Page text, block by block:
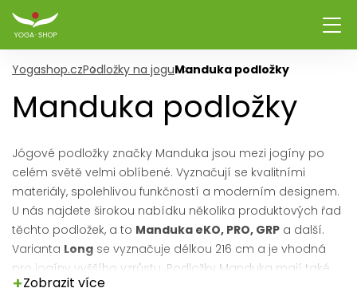
Yogashop.czPodložky na joguManduka podložky
Manduka podložky
Jógové podložky značky Manduka jsou mezi jogíny po
celém světě velmi oblíbené. Vyznačují se kvalitními
materiály, spolehlivou funkčností a moderním designem.
U nás najdete širokou nabídku několika produktových řad
těchto podložek, a to Manduka eKO, PRO, GRP a další.
Varianta Long se vyznačuje délkou 216 cm a je vhodná
pro jogíny vyššího vzrůstu. Podložky Manduka mají také
svou cestovní verzi. Poznáte ji podle označení
+Zobrazit více